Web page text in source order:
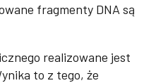
fragmenty DNA są
realizowane jest
to z tego, że